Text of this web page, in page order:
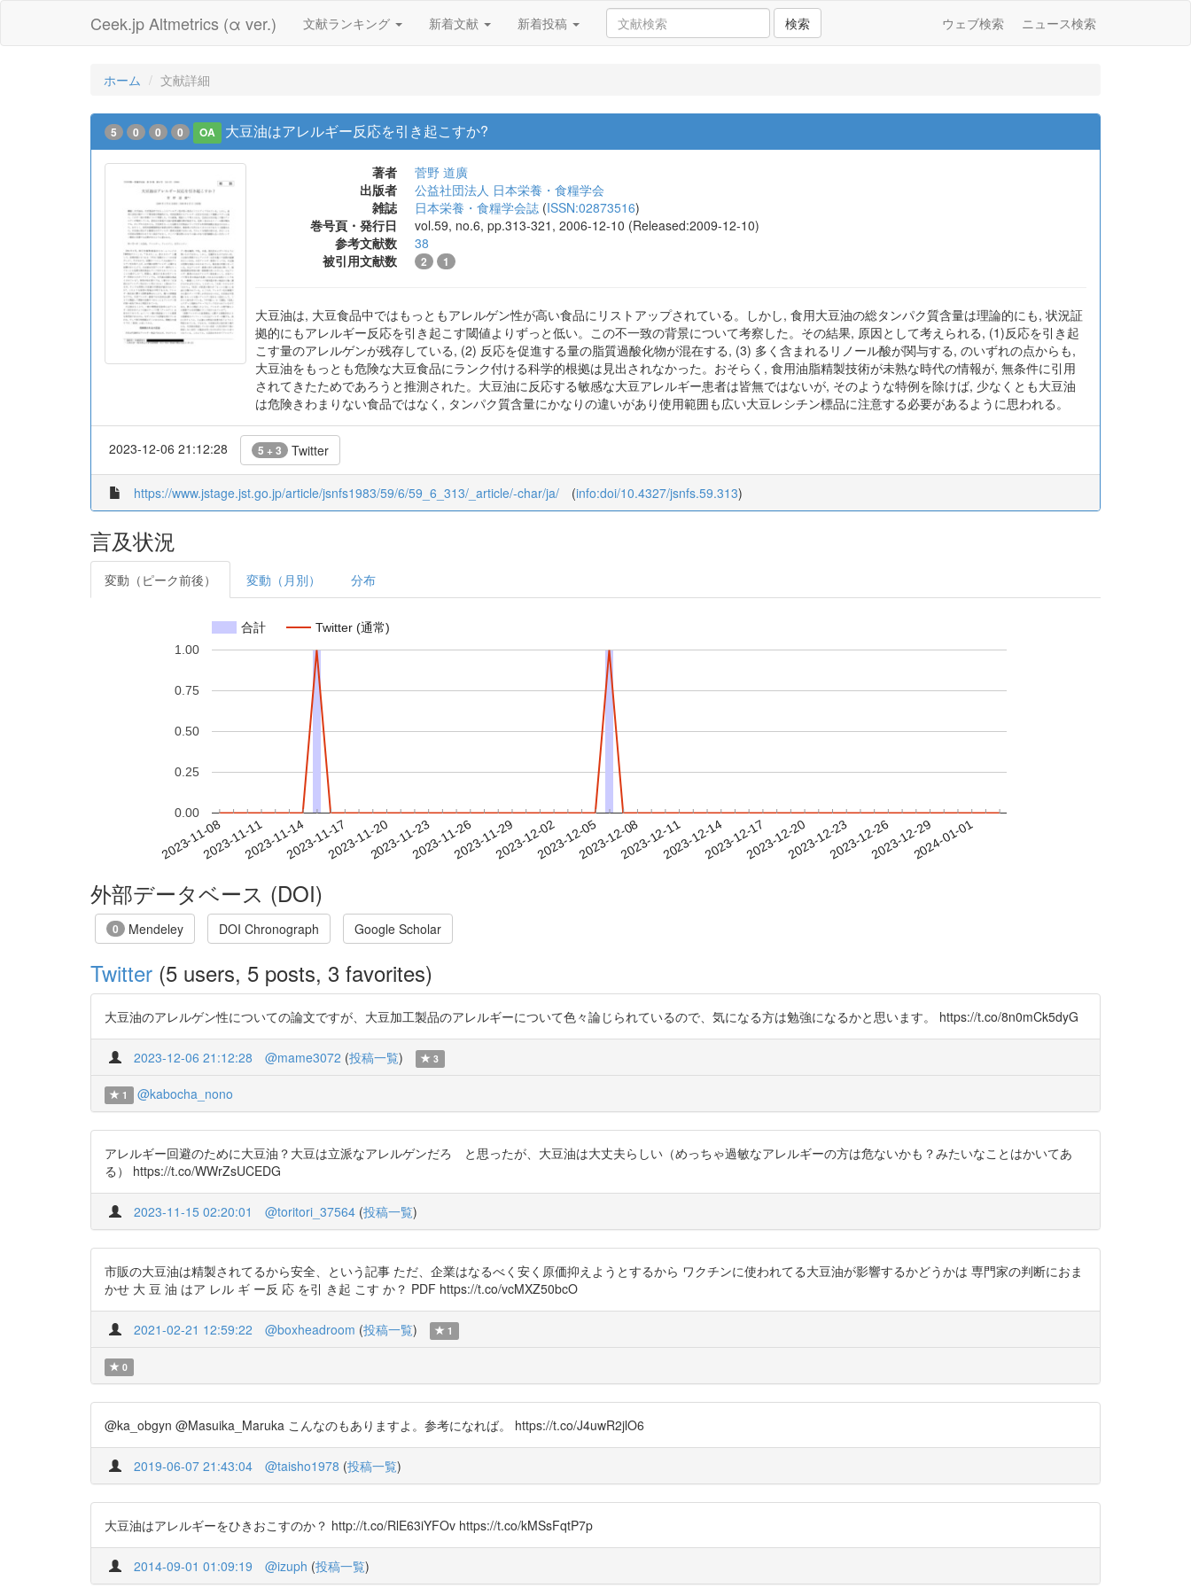
Ceek.jp Altmetrics (α ver.) 文献ランキング 新着文献 新着投稿 検索 ウェブ検索 ニュース検索
ホーム 文献詳細
5 0 0 0 OA 大豆油はアレルギー反応を引き起こすか?
著者
菅野 道廣
出版者
公益社団法人 日本栄養・食糧学会
雑誌
日本栄養・食糧学会誌 (ISSN:02873516)
巻号頁・発行日
vol.59, no.6, pp.313-321, 2006-12-10 (Released:2009-12-10)
参考文献数
38
被引用文献数
2 1
大豆油は, 大豆食品中ではもっともアレルゲン性が高い食品にリストアップされている。しかし, 食用大豆油の総タンパク質含量は理論的にも, 状況証
拠的にもアレルギー反応を引き起こす閾値よりずっと低い。この不一致の背景について考察した。その結果, 原因として考えられる, (1)反応を引き起
こす量のアレルゲンが残存している, (2) 反応を促進する量の脂質過酸化物が混在する, (3) 多く含まれるリノール酸が関与する, のいずれの点からも,
大豆油をもっとも危険な大豆食品にランク付ける科学的根拠は見出されなかった。おそらく, 食用油脂精製技術が未熟な時代の情報が, 無条件に引用
されてきたためであろうと推測された。大豆油に反応する敏感な大豆アレルギー患者は皆無ではないが, そのような特例を除けば, 少なくとも大豆油
は危険きわまりない食品ではなく, タンパク質含量にかなりの違いがあり使用範囲も広い大豆レシチン標品に注意する必要があるように思われる。
2023-12-06 21:12:28 5 + 3 Twitter
https://www.jstage.jst.go.jp/article/jsnfs1983/59/6/59_6_313/_article/-char/ja/ (info:doi/10.4327/jsnfs.59.313)
言及状況
変動（ピーク前後） 変動（月別） 分布
合計 Twitter (通常)
2023-11-082023-11-112023-11-142023-11-172023-11-202023-11-232023-11-262023-11-292023-12-022023-12-052023-12-082023-12-112023-12-142023-12-172023-12-202023-12-232023-12-262023-12-292024-01-01
0.00
0.25
0.50
0.75
1.00
外部データベース (DOI)
0 Mendeley DOI Chronograph Google Scholar
Twitter (5 users, 5 posts, 3 favorites)
大豆油のアレルゲン性についての論文ですが、大豆加工製品のアレルギーについて色々論じられているので、気になる方は勉強になるかと思います。 https://t.co/8n0mCk5dyG
2023-12-06 21:12:28 @mame3072 (投稿一覧) 3
1 @kabocha_nono
アレルギー回避のために大豆油？大豆は立派なアレルゲンだろ と思ったが、大豆油は大丈夫らしい（めっちゃ過敏なアレルギーの方は危ないかも？みたいなことはかいてあ
る） https://t.co/WWrZsUCEDG
2023-11-15 02:20:01 @toritori_37564 (投稿一覧)
市販の大豆油は精製されてるから安全、という記事 ただ、企業はなるべく安く原価抑えようとするから ワクチンに使われてる大豆油が影響するかどうかは 専門家の判断におま
かせ 大 豆 油 はア レル ギ ー反 応 を引 き起 こす か？ PDF https://t.co/vcMXZ50bcO
2021-02-21 12:59:22 @boxheadroom (投稿一覧) 1
0
@ka_obgyn @Masuika_Maruka こんなのもありますよ。参考になれば。 https://t.co/J4uwR2jlO6
2019-06-07 21:43:04 @taisho1978 (投稿一覧)
大豆油はアレルギーをひきおこすのか？ http://t.co/RlE63iYFOv https://t.co/kMSsFqtP7p
2014-09-01 01:09:19 @izuph (投稿一覧)